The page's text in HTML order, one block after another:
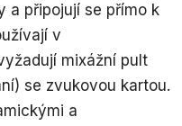
a připojují se přímo k
v
mixážní pult
se zvukovou kartou.
a